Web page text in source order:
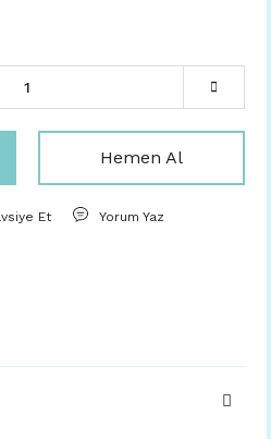
Hemen Al
Et Yorum Yaz